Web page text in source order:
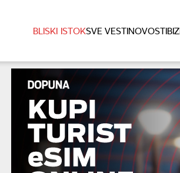
BLISKI ISTOKSVE VESTINOVOSTI